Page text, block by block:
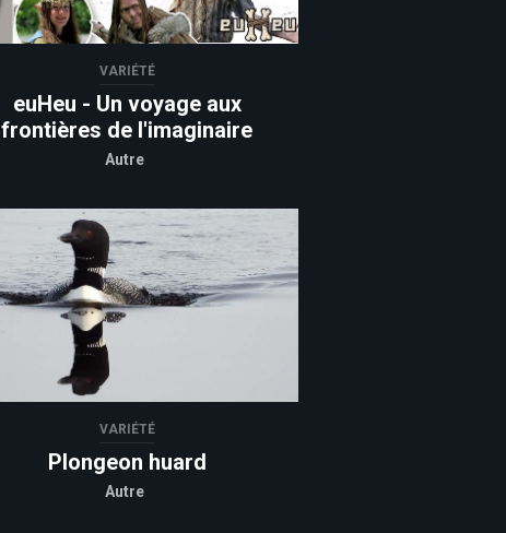
VARIÉTÉ
euHeu - Un voyage aux
frontières de l'imaginaire
Autre
VARIÉTÉ
Plongeon huard
Autre